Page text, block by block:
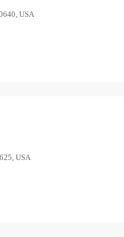
USA
USA